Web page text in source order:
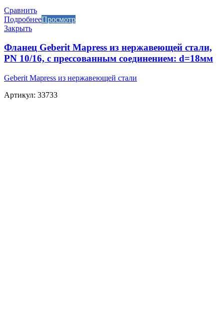
Сравнить
ПодробнееПросмотр
Закрыть
Фланец Geberit Mapress из нержавеющей стали,
PN 10/16, с прессованным соединением: d=18мм
Geberit Mapress из нержавеющей стали
Артикул: 33733